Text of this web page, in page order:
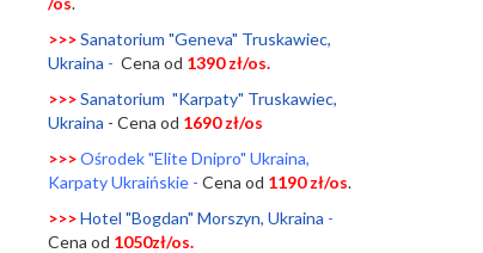
>>> Sanatorium "Geneva" Truskawiec,
Ukraina - Cena od 1390 zł/os.
>>>Sanatorium "Karpaty" Truskawiec,
Ukraina - Cena od 1690 zł/os
>>>Ośrodek "Elite Dnipro" Ukraina,
Karpaty Ukraińskie- Cena od 1190 zł/os.
>>> Hotel "Bogdan" Morszyn, Ukraina -
Cena od 1050zł/os.